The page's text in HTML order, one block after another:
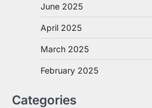
June 2025
April 2025
March 2025
February 2025
Categories